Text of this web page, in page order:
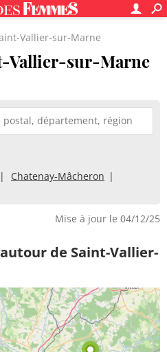
Vallier-sur-Marne
Vallier-sur-Marne
Chatenay-Mâcheron
Mise à jour le 04/12/25
de Saint-Vallier-